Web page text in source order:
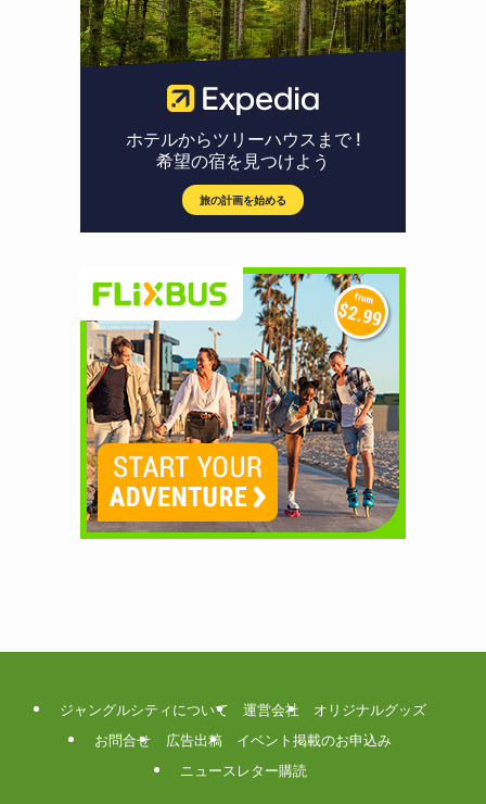
ジャングルシティについて 運営会社
オリジナルグッズ
お問合せ
広告出稿
イベント掲載のお申込み
ニュースレター購読